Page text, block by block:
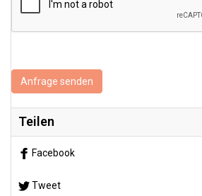
Anfrage senden
Teilen
Facebook
Tweet